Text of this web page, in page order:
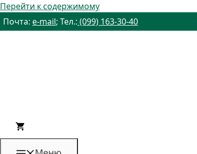
Перейти к содержимому
Почта: e-mail; Тел.: (099) 163-30-40